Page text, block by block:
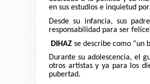
en sus estudios e inquietud
Desde su infancia, sus
responsabilidad para ser
DIHAZ se describe como “un
Durante su adolescencia, el
otros artistas y ya para los
pubertad.